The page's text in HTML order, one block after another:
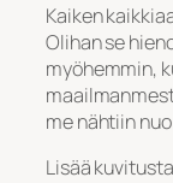
Kaiken
Olihan se
myöhemmin,
me nähtiin
Lisää kuvitusta